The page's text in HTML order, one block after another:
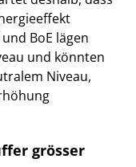
BoE lägen
und könnten
Niveau,
grösser